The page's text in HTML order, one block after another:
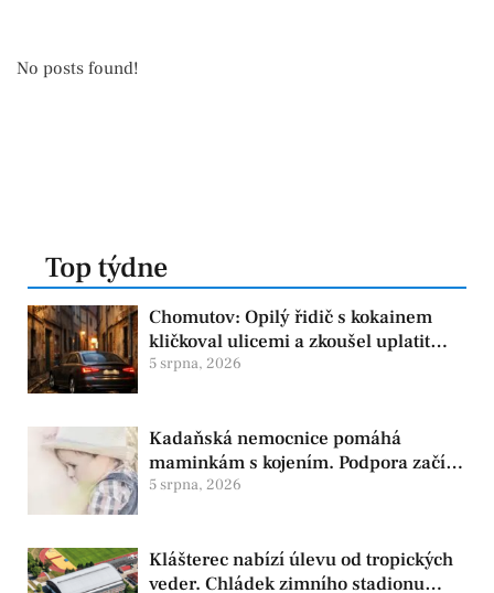
No posts found!
Top týdne
Chomutov: Opilý řidič s kokainem
kličkoval ulicemi a zkoušel uplatit
policisty
5 srpna, 2026
Kadaňská nemocnice pomáhá
maminkám s kojením. Podpora začíná
už před porodem
5 srpna, 2026
Klášterec nabízí úlevu od tropických
veder. Chládek zimního stadionu